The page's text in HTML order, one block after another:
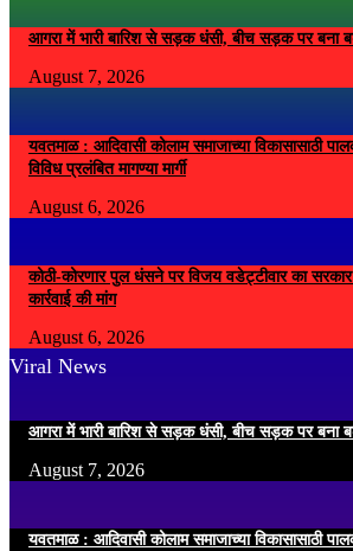
आगरा में भारी बारिश से सड़क धंसी, बीच सड़क पर बना
August 7, 2026
यवतमाळ : आदिवासी कोलाम समाजाच्या विकासासाठी
विविध प्रलंबित मागण्या मार्गी
August 6, 2026
कोठी-कोरणार पुल धंसने पर विजय वडेट्टीवार का
कार्रवाई की मांग
August 6, 2026
Viral News
आगरा में भारी बारिश से सड़क धंसी, बीच सड़क पर बना
August 7, 2026
यवतमाळ : आदिवासी कोलाम समाजाच्या विकासासाठी